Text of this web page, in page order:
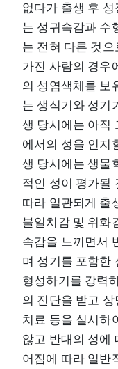
없다가 출생 후
는 성귀속감과 수
는 전혀 다른 것
가진 사람의 경우
의 성염색체를 보
는 생식기와 성기
생 당시에는 아직
에서의 성을 인지
생 당시에는 생물
적인 성이 평가될
따라 일관되게 출
불일치감 및 위화
속감을 느끼면서
며 성기를 포함한
형성하기를 강력
의 진단을 받고
치료 등을 실시하
않고 반대의 성에
어짐에 따라 일반